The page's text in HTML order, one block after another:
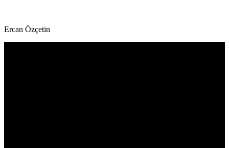
Ercan Özçetin